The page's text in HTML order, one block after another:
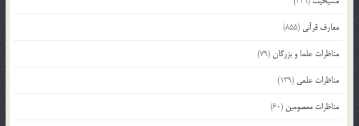
معارف قرآنی (855)
مناظرات علما و بزرگان(79)
مناظرات علمی (139)
مناظرات معصومین (60)